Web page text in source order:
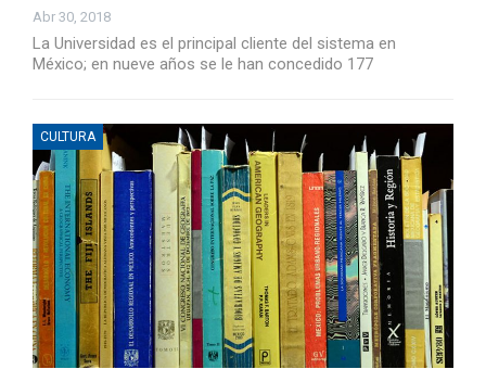
Abr 30, 2018
La Universidad es el principal cliente del sistema en
México; en nueve años se le han concedido 177
CULTURA